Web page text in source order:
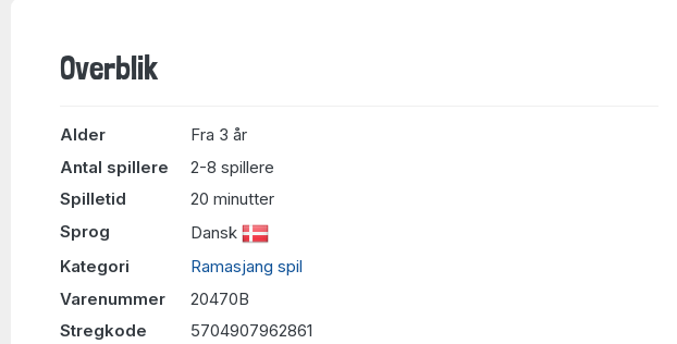
Overblik
Alder
Fra 3 år
Antal spillere
2-8 spillere
Spilletid
20 minutter
Sprog
Dansk
Kategori
Ramasjang spil
Varenummer
20470B
Stregkode
5704907962861